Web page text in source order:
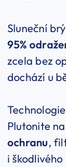
Sluneční
95%
zcela bez
dochází u
Plutonite
ochranu,
i